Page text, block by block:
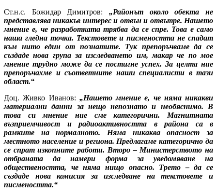
Ст.н.с. Божидар Димитров: „Районът около обекта не
представлява никакъв интерес и отвън и отвътре. Нашето
мнение е, че разработката трябва да се спре. Това е само
наша гледна точка. Текстовете и писмеността не спадат
към нито един от познатите. Тук препоръчваме да се
създаде нова група за изследването им, макар че по мое
мнение трудно може да се постигне успех. За целта ние
препоръчахме и съответните наши специалисти в тази
област.“
Доц. Живко Иванов: „Нашето мнение е, че няма никакви
материални данни за нещо непознато и необяснимо. В
това си мнение ние сме категорични. Магнитната
възприемчивост и радиоактивността в района са в
рамките на нормалното. Няма никаква опасност за
местното население и региона. Предлагаме категорично да
се спрат изкопните работи. Второ – Министерството на
отбраната да намери форма за уведомяване на
обществеността, че няма нищо опасно. Трето – да се
създаде нова комисия за изследване на текстовете и
писмеността.“